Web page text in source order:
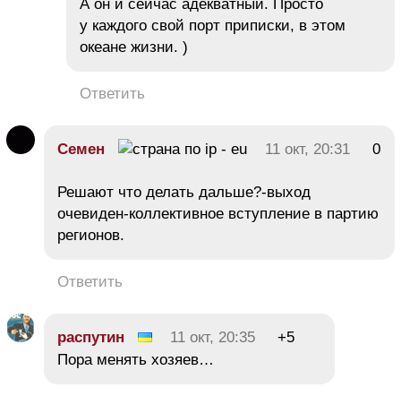
А он и сейчас адекватный. Просто
у каждого свой порт приписки, в этом
океане жизни. )
Ответить
Семен 11 окт, 20:31 0
Решают что делать дальше?-выход
очевиден-коллективное вступление в партию
регионов.
Ответить
распутин 11 окт, 20:35
+5
Пора менять хозяев…